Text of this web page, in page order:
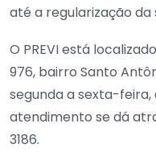
até a regularização
O PREVI está
976, bairro Santo
segunda a sexta-feira,
atendimento se dá
3186.